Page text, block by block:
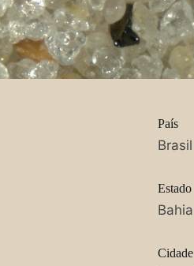
País
Brasil
Estado
Bahia
Cidade